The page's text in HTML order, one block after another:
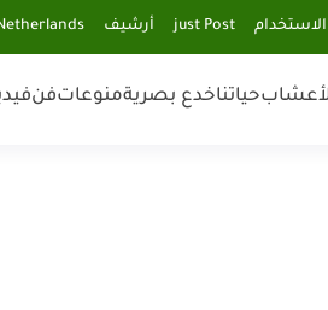
الاستخدام just Post أرشيف
حياتناخدع بصريةمنوعاتفن